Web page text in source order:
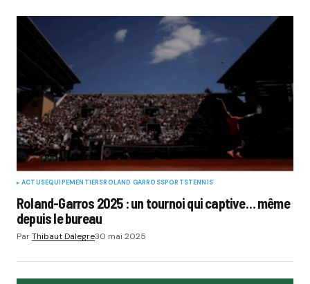
ACTUSEQUIPEMENTIERSROLAND GARROSSPORTSTENNIS
Roland-Garros 2025 : un tournoi qui captive… même
depuis le bureau
ParThibaut Dalegre30 mai 2025